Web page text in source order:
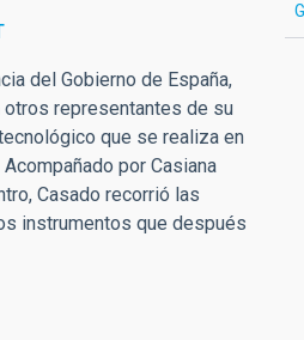
del Gobierno de España,
otros representantes de su
que se realiza en
por Casiana
Casado recorrió las
instrumentos que después